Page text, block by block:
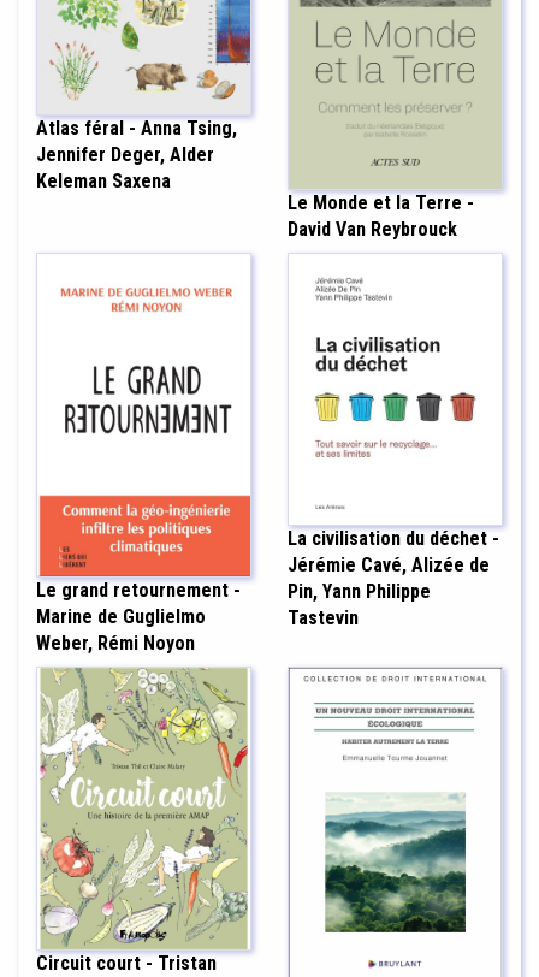
Atlas féral - Anna Tsing,
Jennifer Deger, Alder
Keleman Saxena
Le Monde et la Terre -
David Van Reybrouck
Le grand retournement -
Marine de Guglielmo
Weber, Rémi Noyon
La civilisation du déchet -
Jérémie Cavé, Alizée de
Pin, Yann Philippe
Tastevin
Circuit court - Tristan